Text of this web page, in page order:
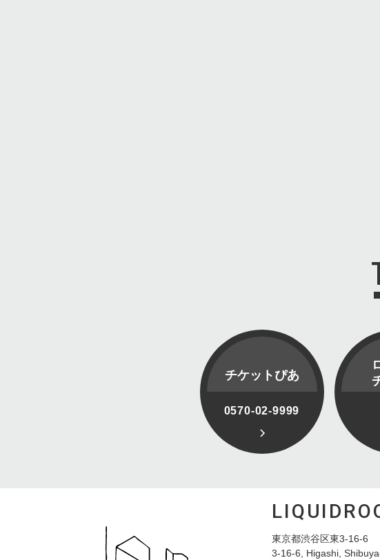
チケットぴあ
0570-02-9999
東京都渋谷区東3-16-6
3-16-6, Higashi,